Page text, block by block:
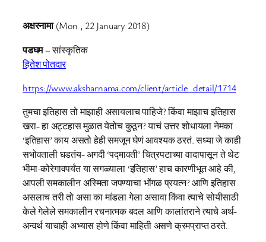
अक्षरनामा(Mon , 22 January 2018)
पडघम– सांस्कृतिक
हितेश पोतदार
https://www.aksharnama.com/client/article_detail/1714
तुमचा इतिहास तो माझाही असायलाच पाहिजे? किंवा माझाच इतिहास
खरा- हा अट्टहास मुळात येतोच कुठून? याचं उत्तर शोधायला नेमका
‘इतिहास’ काय असतो हेही समजून घेणं आवश्यक ठरतं. सध्या जे काही
सभोवताली घडतंय- अगदी ‘पद्मावती’ चित्रपटाच्या वादापासून ते थेट
भीमा-कोरेगावपर्यंत या सगळ्याला ‘इतिहास’ हाच कारणीभूत आहे की,
आपली समकालीन अस्मिता जपण्याचा भोंगळ प्रयत्न? आणि इतिहास
असलाच तरी तो असा का मांडला गेला असावा किंवा त्याचे सोयीसाठी
केले गेलेले समकालीन रचनात्मक बदल आणि कालांतराने त्याचे अर्थ-
अन्वर्थ याचाही अभ्यास होणे किंवा माहिती असणे क्रमप्राप्त ठरते.